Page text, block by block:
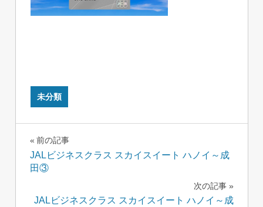
未分類
投
稿
前の記事
JALビジネスクラス スカイスイート ハノイ～成
田③
次の記事
JALビジネスクラス スカイスイート ハノイ～成